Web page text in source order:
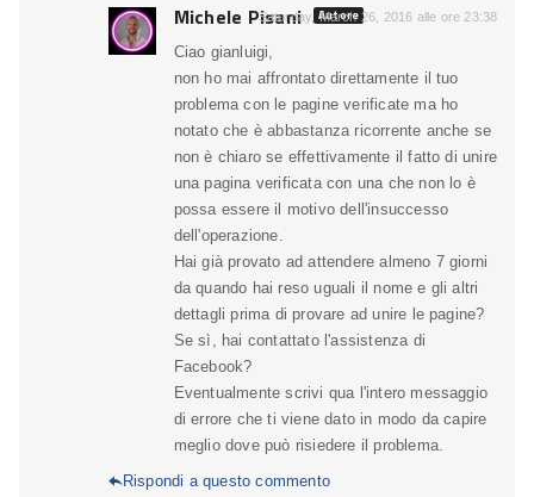
Michele Pisani Autore
Saturday, March 26, 2016 alle ore 23:38
Ciao gianluigi,
non ho mai affrontato direttamente il tuo
problema con le pagine verificate ma ho
notato che è abbastanza ricorrente anche se
non è chiaro se effettivamente il fatto di unire
una pagina verificata con una che non lo è
possa essere il motivo dell'insuccesso
dell'operazione.
Hai già provato ad attendere almeno 7 giorni
da quando hai reso uguali il nome e gli altri
dettagli prima di provare ad unire le pagine?
Se sì, hai contattato l'assistenza di
Facebook?
Eventualmente scrivi qua l'intero messaggio
di errore che ti viene dato in modo da capire
meglio dove può risiedere il problema.
Rispondi a questo commento